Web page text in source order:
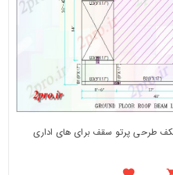
طرحی پرتو سقف برای های اداری